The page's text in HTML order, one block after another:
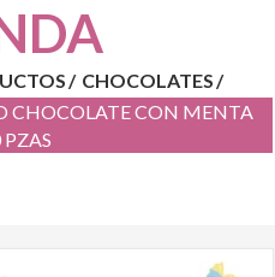
CHOCOLATES
CHOCOLATE CON MENTA
PZAS